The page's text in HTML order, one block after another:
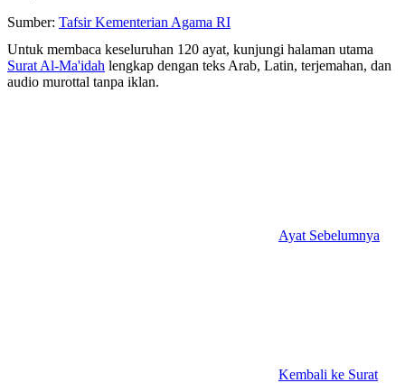
Sumber: Tafsir Kementerian Agama RI
Untuk membaca keseluruhan 120 ayat, kunjungi halaman utama
Surat Al-Ma'idah lengkap dengan teks Arab, Latin, terjemahan, dan
audio murottal tanpa iklan.
Ayat Sebelumnya
Kembali ke Surat